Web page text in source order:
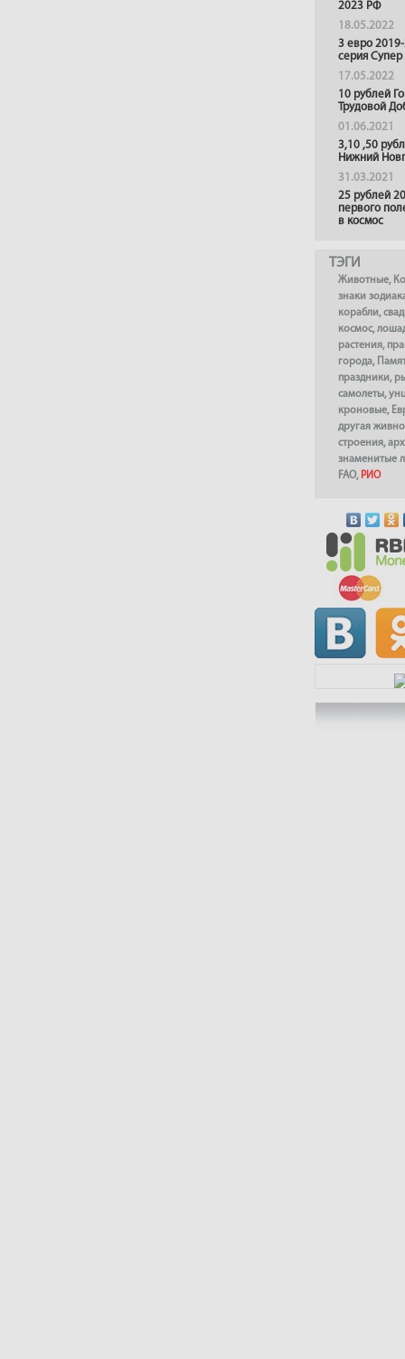
2023 РФ
18.05.2022
3 евро
серия
17.05.2022
10 рублей
Трудовой
01.06.2021
3,10 ,50
Нижний
31.03.2021
25 рублей
первого
в космос
ТЭГИ
Животные,
знаки
корабли,
космос,
растения,
города,
праздники,
самолеты,
кроновые,
другая
строения,
знаменитые
FAO, РИО